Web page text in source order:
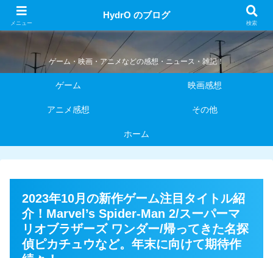
HydrO のブログ
ゲーム・映画・アニメなどの感想・ニュース・雑記！
ゲーム 映画感想
アニメ感想 その他
ホーム
2023年10月の新作ゲーム注目タイトル紹
介！Marvel’s Spider-Man 2/スーパーマ
リオブラザーズ ワンダー/帰ってきた名探
偵ピカチュウなど。年末に向けて期待作
メニュー
HydrO のブログ
検索